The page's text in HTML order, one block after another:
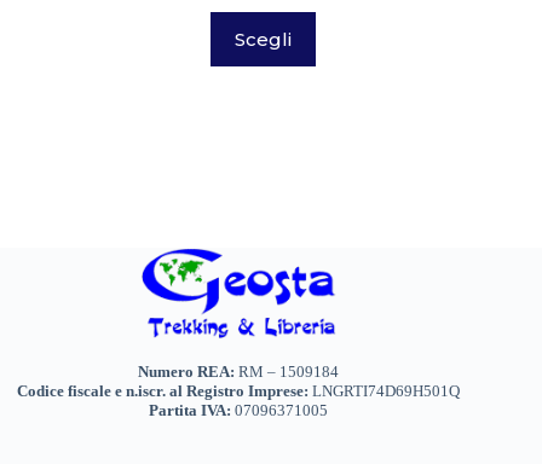
359,90€.
251,95€.
Scegli
prodotto
ha
del
prodotto
Numero REA:RM – 1509184
Codice fiscale e n.iscr. al Registro Imprese:LNGRTI74D69H501Q
Partita IVA: 07096371005